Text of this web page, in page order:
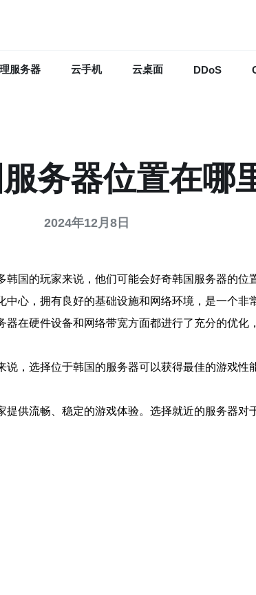
服务器 云手机 云桌面 DDoS
务器位置在哪
2024年12月8日
国的玩家来说，他们可能会好奇韩国服务器的位
心，拥有良好的基础设施和网络环境，是一个非
在硬件设备和网络带宽方面都进行了充分的优
，选择位于韩国的服务器可以获得最佳的游戏
供流畅、稳定的游戏体验。选择就近的服务器